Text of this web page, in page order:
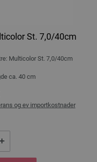
St. 7,0/40cm
Multicolor St. 7,0/40cm
ca. 40 cm
og ev importkostnader